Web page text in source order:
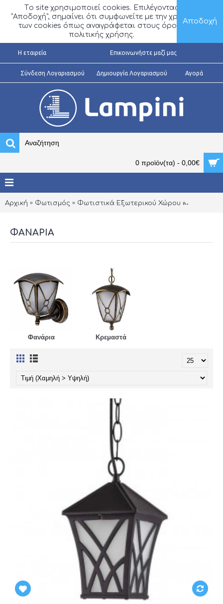
Τo site χρησιμοποιεί cookies. Επιλέγοντας
“Αποδοχή”, σημαίνει ότι συμφωνείτε με την χρήση
των cookies όπως αναγράφεται στους όρους
πολιτικής χρήσης.
Αποδοχή
H εταιρεία Επικοινωνήστε μαζί μας
Σύνδεση Λογαριασμού Δημιουργία Λογαριασμού Αγορά
0 προϊόν(τα) - 0,00€
Αρχική Φωτισμός Φωτιστικά Εξωτερικού Χώρου Φανάρια
ΦΑΝΆΡΙΑ
Φανάρια Κρεμαστά